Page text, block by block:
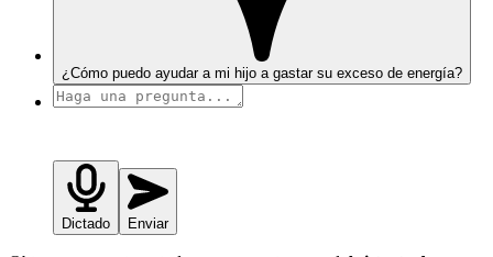
¿Cómo puedo ayudar a mi hijo a gastar su exceso de energía?
Dictado Enviar